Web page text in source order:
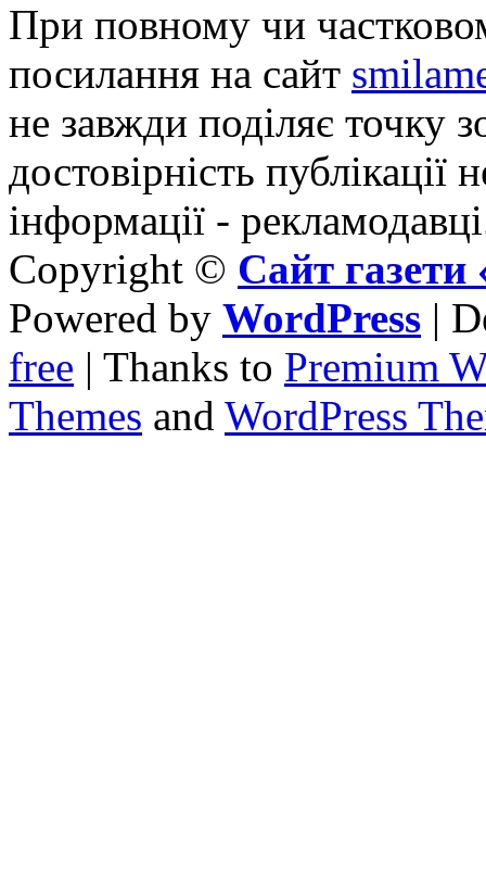
При повному чи
посилання на сайт
не завжди поділяє точку
достовірність публікації
інформації -
Copyright © Сайт
Powered by WordPress |
free | Thanks to Premium
Themes and WordPress